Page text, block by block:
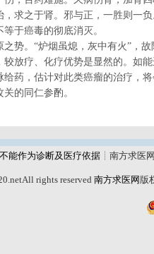
求之于肾。邪与正，一胜则一
于癌毒的彻底消灭。
势。“炉烟虽熄，灰中有火”，
放疗、化疗优势是显然的。如
药，估计对此类癌瘤的治疗，
的同仁参酌。
能作为诊断及医疗依据┊南方求医
rights reserved 南方求医网 版